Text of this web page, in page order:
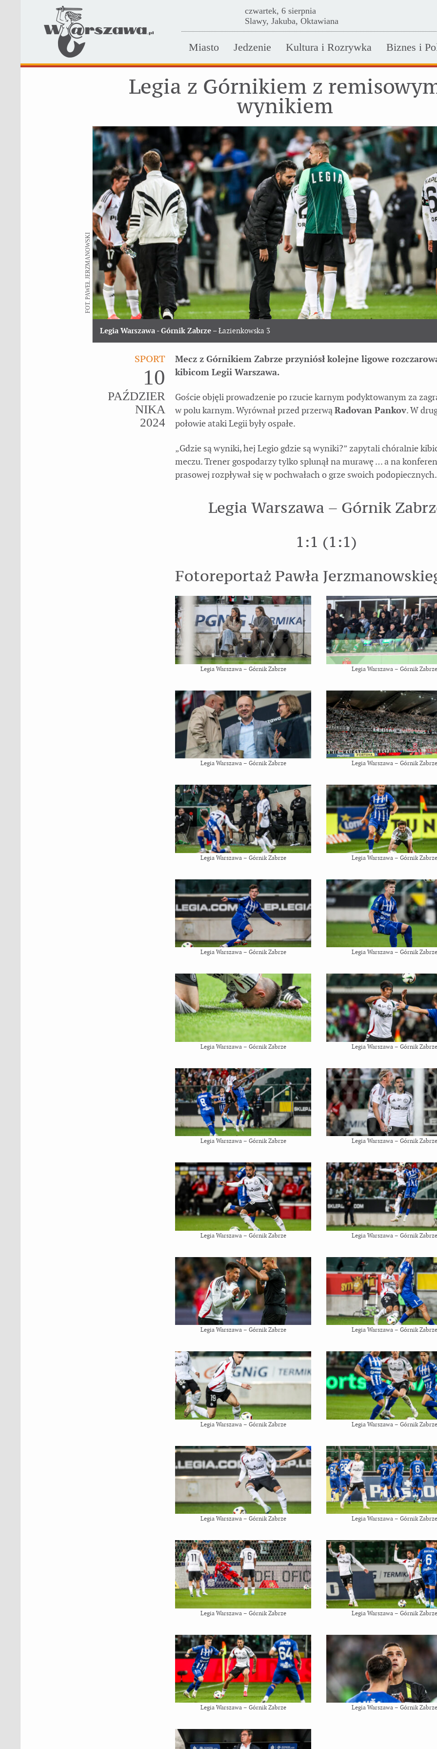
czwartek, 6 sierpnia
Slawy, Jakuba, Oktawiana
Miasto Jedzenie Kultura i Rozrywka Biznes i
Legia z Górnikiem z
wynikiem
Legia Warszawa - Górnik Zabrze – Łazienkowska 3
FOT. PAWEŁ JERZMANOWSKI
SPORT
10
PAŹDZIER
NIKA
2024
Mecz z Górnikiem Zabrze przyniósł kolejne ligowe
kibicom Legii Warszawa.
Goście objęli prowadzenie po rzucie karnym podyktowanym za
w polu karnym. Wyrównał przed przerwąRadovan Pankov. W
połowie ataki Legii były ospałe.
„Gdzie są wyniki, hej Legio gdzie są wyniki?” zapytali chóralnie
meczu. Trener gospodarzy tylko splunął na murawę … a na
prasowej rozpływał się w pochwałach o grze swoich podopiecznych.
Legia Warszawa – Górnik
1:1 (1:1)
Fotoreportaż Pawła
Legia Warszawa – Górnik Zabrze Legia Warszawa – Górnik Zabrze
Legia Warszawa – Górnik Zabrze Legia Warszawa – Górnik Zabrze
Legia Warszawa – Górnik Zabrze Legia Warszawa – Górnik Zabrze
Legia Warszawa – Górnik Zabrze Legia Warszawa – Górnik Zabrze
Legia Warszawa – Górnik Zabrze Legia Warszawa – Górnik Zabrze
Legia Warszawa – Górnik Zabrze Legia Warszawa – Górnik Zabrze
Legia Warszawa – Górnik Zabrze Legia Warszawa – Górnik Zabrze
Legia Warszawa – Górnik Zabrze Legia Warszawa – Górnik Zabrze
Legia Warszawa – Górnik Zabrze Legia Warszawa – Górnik Zabrze
Legia Warszawa – Górnik Zabrze Legia Warszawa – Górnik Zabrze
Legia Warszawa – Górnik Zabrze Legia Warszawa – Górnik Zabrze
Legia Warszawa – Górnik Zabrze Legia Warszawa – Górnik Zabrze